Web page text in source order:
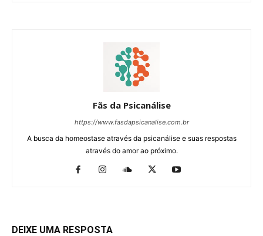
Fãs da Psicanálise
https://www.fasdapsicanalise.com.br
A busca da homeostase através da psicanálise e suas respostas
através do amor ao próximo.
DEIXE UMA RESPOSTA